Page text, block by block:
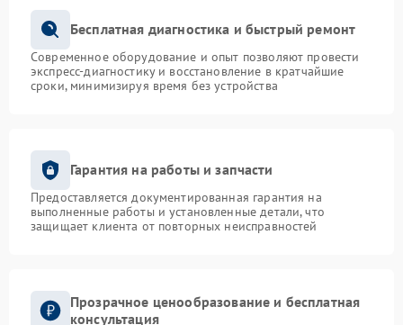
Бесплатная диагностика и быстрый ремонт
Современное оборудование и опыт позволяют провести
экспресс-диагностику и восстановление в кратчайшие
сроки, минимизируя время без устройства
Гарантия на работы и запчасти
Предоставляется документированная гарантия на
выполненные работы и установленные детали, что
защищает клиента от повторных неисправностей
Прозрачное ценообразование и бесплатная
консультация